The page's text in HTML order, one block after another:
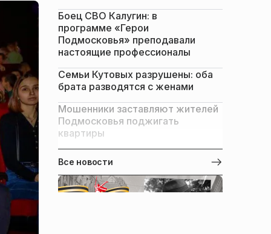
Боец СВО Калугин: в
программе «Герои
Подмосковья» преподавали
настоящие профессионалы
Семьи Кутовых разрушены: оба
брата разводятся с женами
Мошенники заставляют жителей
Подмосковья поджигать
квартиры
Все новости